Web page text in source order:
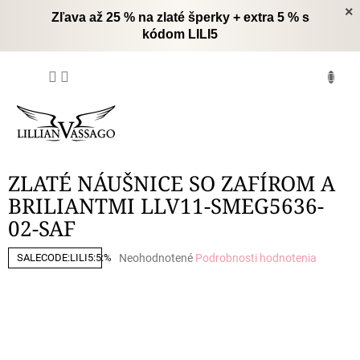
×
Zľava až 25 % na zlaté šperky + extra 5 % s
kódom LILI5
ZLATÉ NÁUŠNICE SO ZAFÍROM A
BRILIANTMI LLV11-SMEG5636-
02-SAF
SALECODE:LILI5:5:%
Priemerné
Neohodnotené Podrobnosti hodnotenia